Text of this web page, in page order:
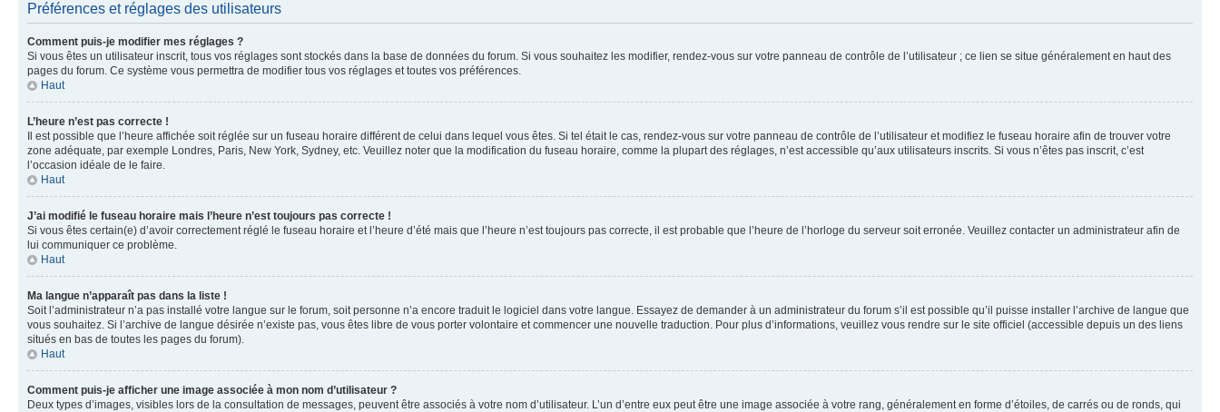
Préférences et réglages des utilisateurs
Comment puis-je modifier mes réglages ?
Si vous êtes un utilisateur inscrit, tous vos réglages sont stockés dans la base de données du forum. Si vous souhaitez les modifier, rendez-vous sur votre panneau de contrôle de l’utilisateur ; ce lien se situe généralement en haut des
pages du forum. Ce système vous permettra de modifier tous vos réglages et toutes vos préférences.
Haut
L’heure n’est pas correcte !
Il est possible que l’heure affichée soit réglée sur un fuseau horaire différent de celui dans lequel vous êtes. Si tel était le cas, rendez-vous sur votre panneau de contrôle de l’utilisateur et modifiez le fuseau horaire afin de trouver votre
zone adéquate, par exemple Londres, Paris, New York, Sydney, etc. Veuillez noter que la modification du fuseau horaire, comme la plupart des réglages, n’est accessible qu’aux utilisateurs inscrits. Si vous n’êtes pas inscrit, c’est
l’occasion idéale de le faire.
Haut
J’ai modifié le fuseau horaire mais l’heure n’est toujours pas correcte !
Si vous êtes certain(e) d’avoir correctement réglé le fuseau horaire et l’heure d’été mais que l’heure n’est toujours pas correcte, il est probable que l’heure de l’horloge du serveur soit erronée. Veuillez contacter un administrateur afin de
lui communiquer ce problème.
Haut
Ma langue n’apparaît pas dans la liste !
Soit l’administrateur n’a pas installé votre langue sur le forum, soit personne n’a encore traduit le logiciel dans votre langue. Essayez de demander à un administrateur du forum s’il est possible qu’il puisse installer l’archive de langue que
vous souhaitez. Si l’archive de langue désirée n’existe pas, vous êtes libre de vous porter volontaire et commencer une nouvelle traduction. Pour plus d’informations, veuillez vous rendre sur le site officiel (accessible depuis un des liens
situés en bas de toutes les pages du forum).
Haut
Comment puis-je afficher une image associée à mon nom d’utilisateur ?
Deux types d’images, visibles lors de la consultation de messages, peuvent être associés à votre nom d’utilisateur. L’un d’entre eux peut être une image associée à votre rang, généralement en forme d’étoiles, de carrés ou de ronds, qui